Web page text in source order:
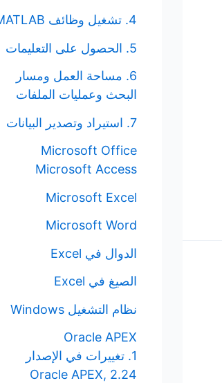
4. تشغيل وظائف MATLAB
5. الحصول على التعليمات
6. مساحة العمل ومسار
البحث وعمليات الملفات
7. استيراد وتصدير البيانات
Microsoft Office
Microsoft Access
Microsoft Excel
Microsoft Word
الدوال في Excel
الصيغ في Excel
نظام التشغيل Windows
Oracle APEX
1. تغييرات في الإصدار
Oracle APEX, 2.24